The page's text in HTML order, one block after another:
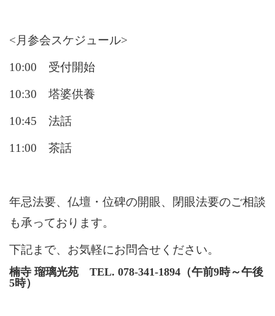
<月参会スケジュール>
10:00 受付開始
10:30 塔婆供養
10:45 法話
11:00 茶話
年忌法要、仏壇・位碑の開眼、閉眼法要のご相談
も承っております。
下記まで、お気軽にお問合せください。
楠寺 瑠璃光苑 TEL. 078-341-1894（午前9時～午後
5時）